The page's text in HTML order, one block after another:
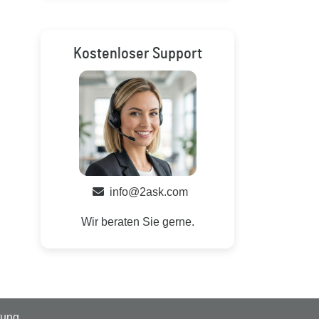
Kostenloser Support
info@2ask.com
Wir beraten Sie gerne.